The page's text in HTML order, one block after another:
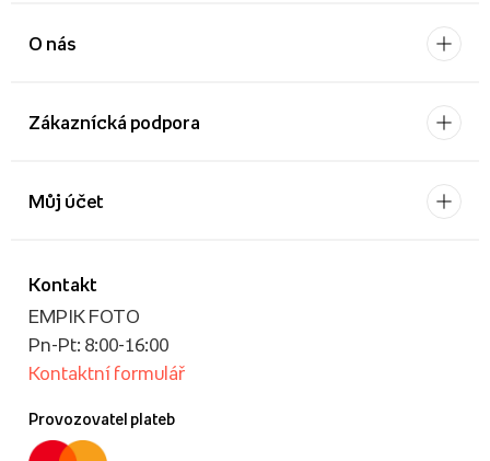
O nás
Zákaznícká podpora
Kontakt
EMPIK FOTO
Pn-Pt: 8:00-16:00
Kontaktní formulář
Provozovatel plateb
Můj účet